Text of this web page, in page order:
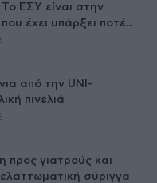
ΕΣΥ είναι στην
έχει υπάρξει ποτέ...
από την UNI-
πινελιά
γιατρούς και
σύριγγα